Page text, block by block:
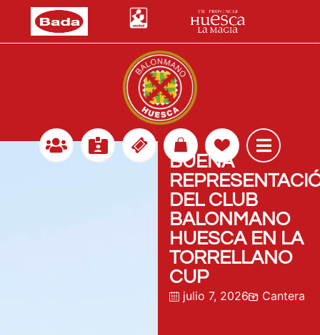
BUENA
DEL CLUB
BALONMANO
HUESCA EN LA
TORRELLANO
CUP
julio 7, 2026 Cantera